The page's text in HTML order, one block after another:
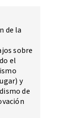
de la
sobre
el
y
de